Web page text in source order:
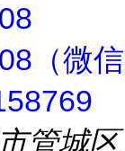
（微信
管城区